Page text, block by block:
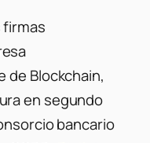
firmas
de Blockchain,
en segundo
bancario